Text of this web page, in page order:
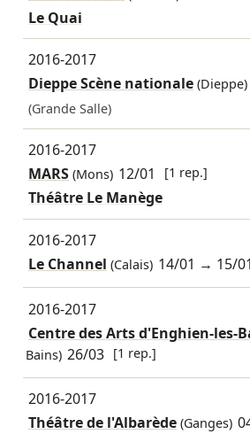
Le Quai
2016-2017
Dieppe Scène nationale(Dieppe)
(Grande Salle)
2016-2017
MARS(Mons) 12/01 [1 rep.]
Théâtre Le Manège
2016-2017
Le Channel (Calais) 14/01 → 15/01
2016-2017
Centre des Arts d'Enghien-les-
Bains) 26/03 [1 rep.]
2016-2017
Théâtre de l'Albarède(Ganges)